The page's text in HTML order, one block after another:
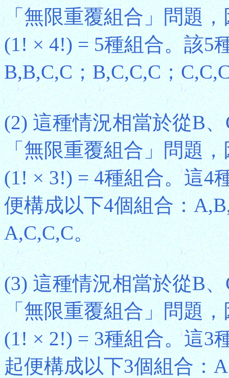
「無限重覆組合」問題，
(1! × 4!) = 5種組合。該5
B,B,C,C；B,C,C,C；
(2) 這種情況相當於從B
「無限重覆組合」問題，
(1! × 3!) = 4種組合。這4
便構成以下4個組合：
A,C,C,C。
(3) 這種情況相當於從B
「無限重覆組合」問題，
(1! × 2!) = 3種組合。這3
起便構成以下3個組合：